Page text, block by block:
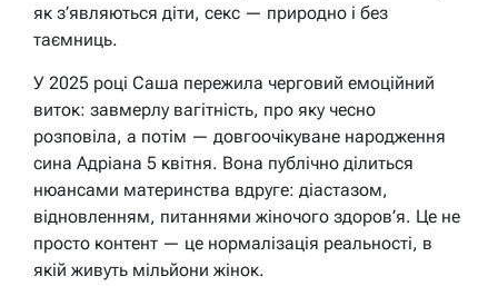
як з’являються діти, секс — природно і без
таємниць.
У 2025 році Саша пережила черговий емоційний
виток: завмерлу вагітність, про яку чесно
розповіла, а потім — довгоочікуване народження
сина Адріана 5 квітня. Вона публічно ділиться
нюансами материнства вдруге: діастазом,
відновленням, питаннями жіночого здоров’я. Це не
просто контент — це нормалізація реальності, в
якій живуть мільйони жінок.